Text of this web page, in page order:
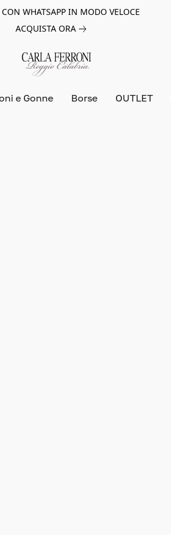
WHATSAPP IN MODO VELOCE
ACQUISTA ORA
e Gonne Borse OUTLET